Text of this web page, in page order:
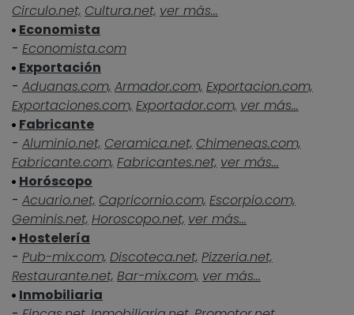
Circulo.net, Cultura.net, ver más...
Economista
- Economista.com
Exportación
- Aduanas.com, Armador.com, Exportacion.com,
Exportaciones.com, Exportador.com, ver más...
Fabricante
- Aluminio.net, Ceramica.net, Chimeneas.com,
Fabricante.com, Fabricantes.net, ver más...
Horóscopo
- Acuario.net, Capricornio.com, Escorpio.com,
Geminis.net, Horoscopo.net, ver más...
Hostelería
- Pub-mix.com, Discoteca.net, Pizzeria.net,
Restaurante.net, Bar-mix.com, ver más...
Inmobiliaria